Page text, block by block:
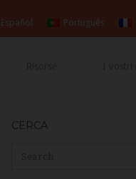
Español Português
CERCA